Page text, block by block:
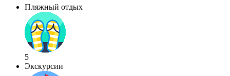
Пляжный отдых
5
Экскурсии